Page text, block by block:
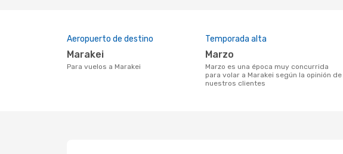
Aeropuerto de destino
Marakei
Para vuelos a Marakei
Temporada alta
marzo
marzo es una época muy concurrida
para volar a Marakei según la opinión de
nuestros clientes